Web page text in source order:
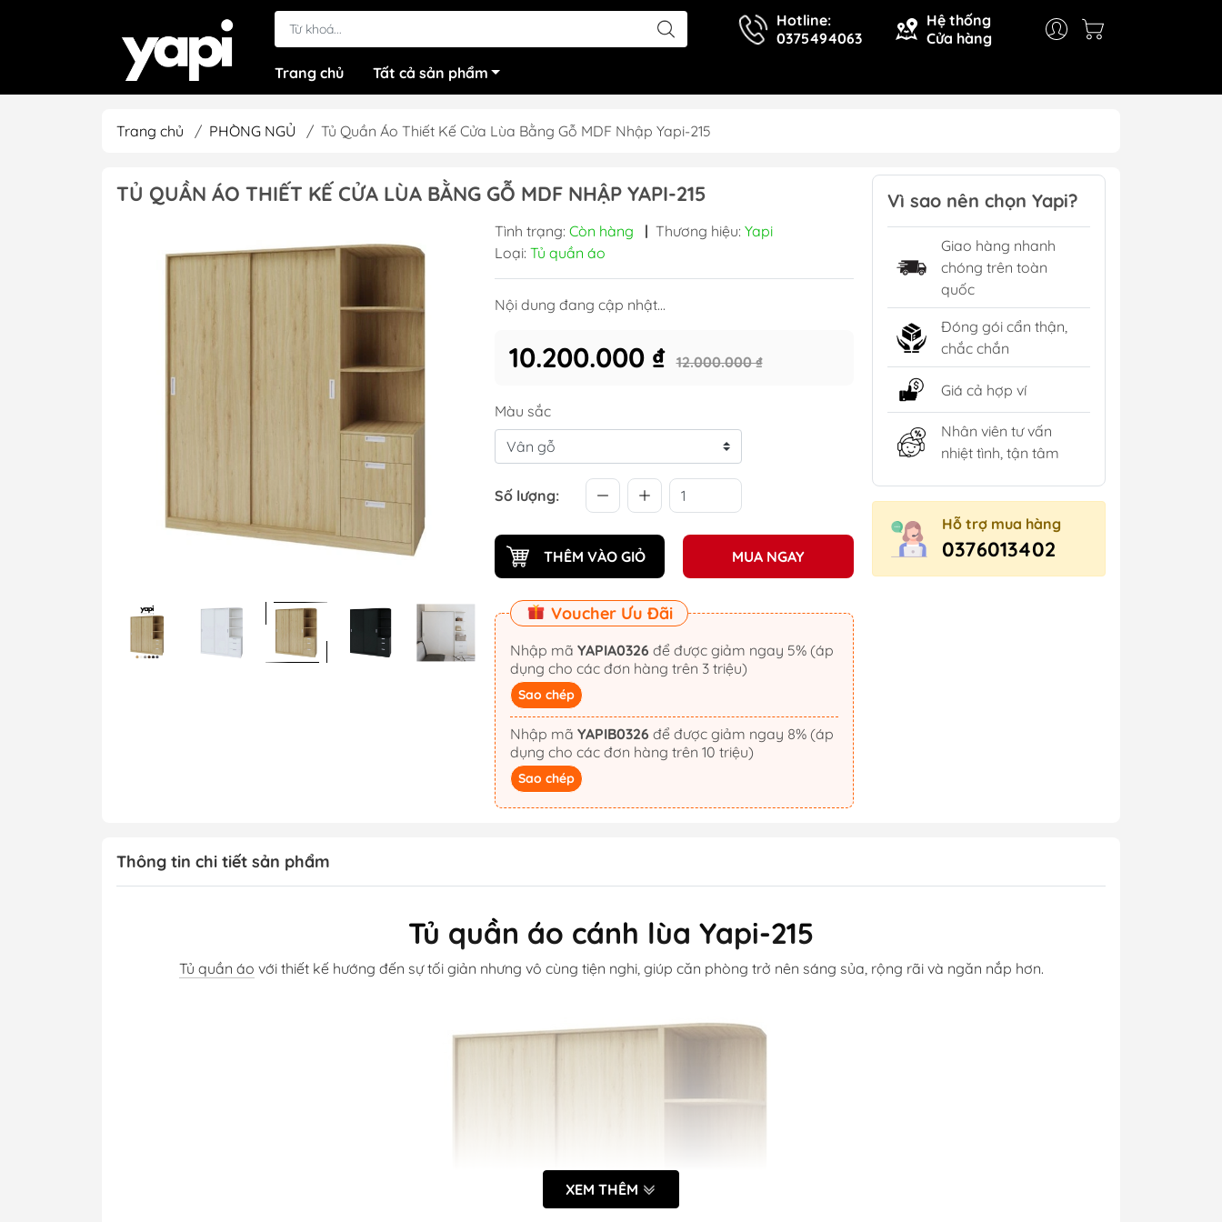
Hotline:
0375494063
Hệ thống
Cửa hàng
Trang chủ
Tất cả sản phẩm
Trang chủ / PHÒNG NGỦ / Tủ Quần Áo Thiết Kế Cửa Lùa Bằng Gỗ MDF Nhập Yapi-215
TỦ QUẦN ÁO THIẾT KẾ CỬA LÙA BẰNG GỖ MDF NHẬP YAPI-215
Tình trạng: Còn hàng | Thương hiệu: Yapi
Loại: Tủ quần áo
Nội dung đang cập nhật...
10.200.000 ₫ 12.000.000 ₫
Màu sắc
Số lượng:
THÊM VÀO GIỎ MUA NGAY
Voucher Ưu Đãi
Nhập mã YAPIA0326
dụng cho các đơn hàng trên 3 triệu)
Sao chép
Nhập mã YAPIB0326
dụng cho các đơn hàng trên 10 triệu)
Sao chép
Vì sao nên chọn Yapi?
Giao hàng nhanh
chóng trên toàn
quốc
Đóng gói cẩn thận,
chắc chắn
Giá cả hợp ví
Nhân viên tư vấn
nhiệt tình, tận tâm
Hỗ trợ mua hàng
0376013402
Thông tin chi tiết sản phẩm
Tủ quần áo cánh lùa Yapi-215
Tủ quần áo với thiết kế hướng đến sự tối giản nhưng vô cùng tiện nghi, giúp căn phòng trở nên sáng sủa, rộng rãi và ngăn nắp hơn.
XEM THÊM